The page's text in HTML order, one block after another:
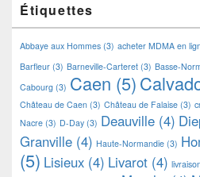
Étiquettes
Abbaye aux Hommes (3) acheter MDMA en
Barfleur (3) Barneville-Carteret (3) Basse-
Cabourg (3) Caen (5)
Château de Caen (3) Château de Falaise (3)
Nacre (3) D-Day (3) Deauville (4)
Granville (4) Haute-Normandie (3)
(5) Lisieux (4) Livarot (4)